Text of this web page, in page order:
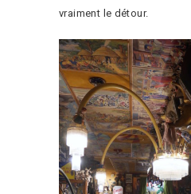
vraiment le détour.